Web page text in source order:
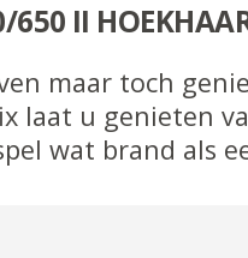
650 II
maar toch
laat u genieten
wat brand als